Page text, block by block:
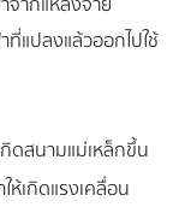
แปลงแล้วออกไปใช้
ดสนามแม่เหล็กขึ้น
เกิดแรงเคลื่อน